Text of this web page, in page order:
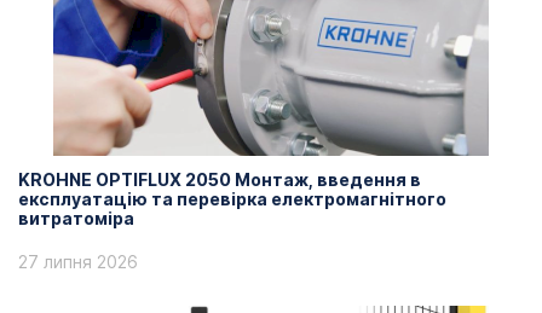
KROHNE OPTIFLUX 2050 Монтаж, введення в
експлуатацію та перевірка електромагнітного
витратоміра
27 липня 2026